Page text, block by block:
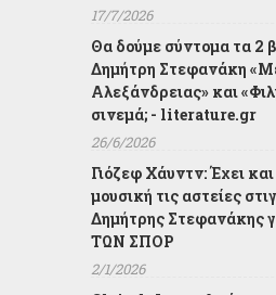
17/7/2026
Θα δούμε σύντομα τα 2
Δημήτρη Στεφανάκη
Αλεξάνδρειας» και
σινεμά; - literature.gr
26/6/2026
Γιόζεφ Χάυντν: Έχει
μουσική τις αστείες
Δημήτρης Στεφανάκης
ΤΩΝ ΣΠΟΡ
2/1/2026